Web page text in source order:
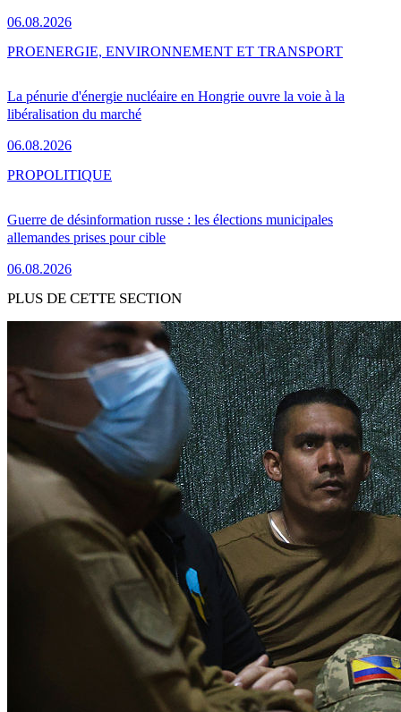
06.08.2026
La pénurie d'énergie nucléaire en Hongrie ouvre la voie à la
libéralisation du marché
06.08.2026
PROENERGIE, ENVIRONNEMENT ET TRANSPORT
Guerre de désinformation russe : les élections municipales
allemandes prises pour cible
06.08.2026
PROPOLITIQUE
PLUS DE CETTE SECTION